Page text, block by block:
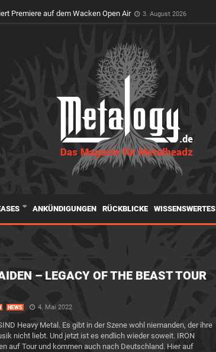
Premiere auf dem Wacken Open Air 3. August 2026
ANKÜNDIGUNGEN RÜCKBLICKE WISSENSWERTES
– LEGACY OF THE BEAST TOUR
NEWS 4. Mai 2022
Heavy Metal. Es gibt in der Szene wohl niemanden, der ihre
nicht liebt. Und jetzt ist es endlich wieder soweit. IRON
auf Tour und kommen auch nach Deutschland. Hier auf